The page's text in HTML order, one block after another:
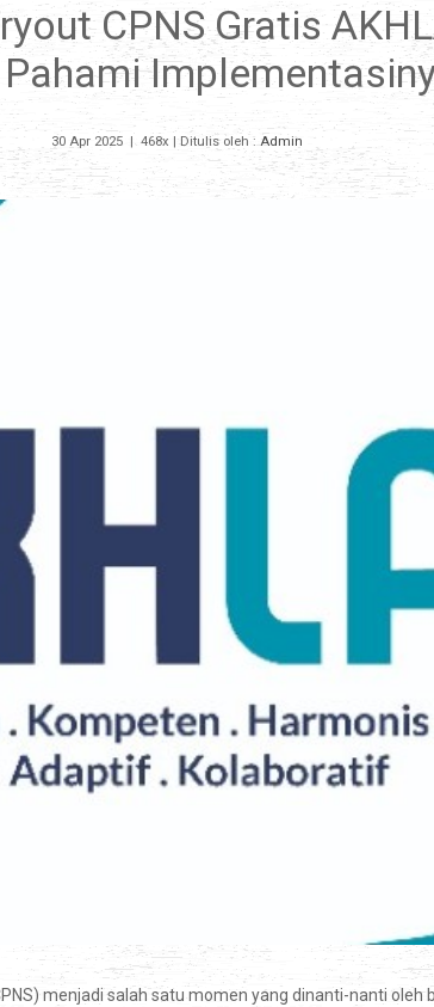
CPNS Gratis
30 Apr 2025 468x | Ditulis oleh : Admin
menjadi salah satu momen yang dinanti-nanti oleh